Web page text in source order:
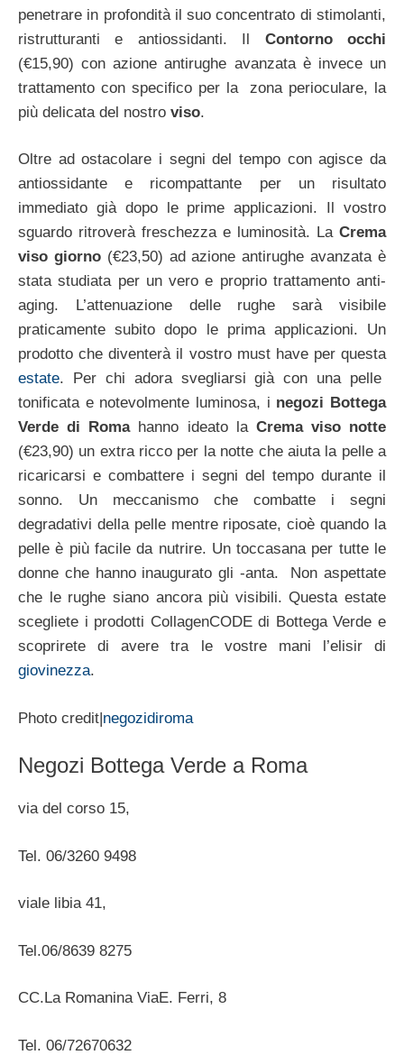
penetrare in profondità il suo concentrato di stimolanti,
ristrutturanti e antiossidanti. Il Contorno occhi
(€15,90) con azione antirughe avanzata è invece un
trattamento con specifico per la zona perioculare, la
più delicata del nostro viso.
Oltre ad ostacolare i segni del tempo con agisce da
antiossidante e ricompattante per un risultato
immediato già dopo le prime applicazioni. Il vostro
sguardo ritroverà freschezza e luminosità. La Crema
viso giorno(€23,50) ad azione antirughe avanzata è
stata studiata per un vero e proprio trattamento anti-
aging. L’attenuazione delle rughe sarà visibile
praticamente subito dopo le prima applicazioni. Un
prodotto che diventerà il vostro must have per questa
estate. Per chi adora svegliarsi già con una pelle
tonificata e notevolmente luminosa, i negozi Bottega
Verde di Romahanno ideato la Crema viso notte
(€23,90) un extra ricco per la notte che aiuta la pelle a
ricaricarsi e combattere i segni del tempo durante il
sonno. Un meccanismo che combatte i segni
degradativi della pelle mentre riposate, cioè quando la
pelle è più facile da nutrire. Un toccasana per tutte le
donne che hanno inaugurato gli -anta. Non aspettate
che le rughe siano ancora più visibili. Questa estate
scegliete i prodotti CollagenCODE di Bottega Verde e
scoprirete di avere tra le vostre mani l’elisir di
giovinezza.
Photo credit|negozidiroma
Negozi Bottega Verde a Roma
via del corso 15,
Tel. 06/3260 9498
viale libia 41,
Tel.06/8639 8275
CC.La Romanina ViaE. Ferri, 8
Tel. 06/72670632